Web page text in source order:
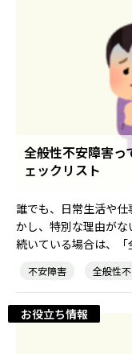
全般性不安障害っ
ェックリスト
誰でも、日常生活や
かし、特別な理由がな
続いている場合は、
不安障害 全般性
お役立ち情報
障害者アスリート専
ハイスキルな障害者
障害のある新卒学生
障害者専門の求人検
求人を紹介してもらう
就職・転職ノウハウ
お問い合わせ・よくある
お問い合わせ
よくある質問